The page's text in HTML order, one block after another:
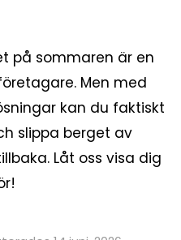
på sommaren är en
Men med
kan du faktiskt
slippa berget av
Låt oss visa dig